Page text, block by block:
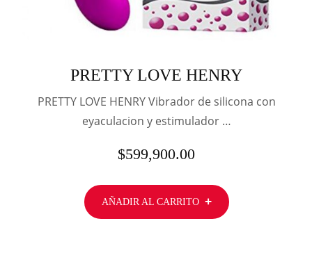
PRETTY LOVE HENRY
PRETTY LOVE HENRY Vibrador de silicona con
eyaculacion y estimulador …
$599,900.00
AÑADIR AL CARRITO